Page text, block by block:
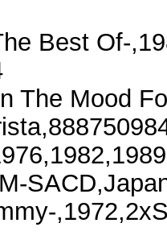
Best Of-
The Mood